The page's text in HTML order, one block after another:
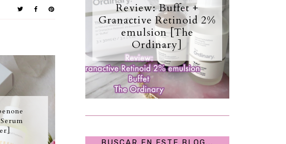
Review: Buffet +
Granactive Retinoid 2%
emulsion [The
Ordinary]